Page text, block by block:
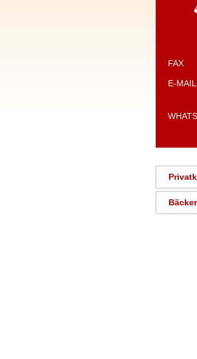
FAX
E-MAIL